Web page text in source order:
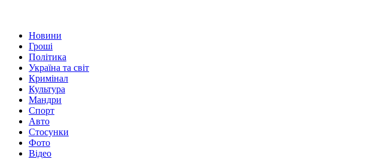
Новини
Гроші
Політика
Україна та світ
Кримінал
Культура
Мандри
Спорт
Авто
Стосунки
Фото
Відео